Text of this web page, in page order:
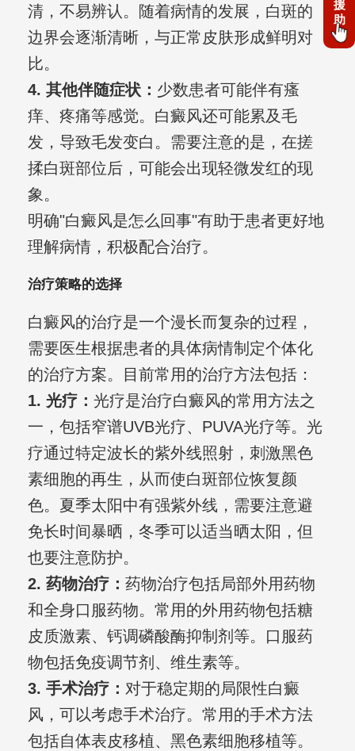
清，不易辨认。随着病情的发展，白斑的
边界会逐渐清晰，与正常皮肤形成鲜明对
比。
4. 其他伴随症状： 少数患者可能伴有瘙
痒、疼痛等感觉。白癜风还可能累及毛
发，导致毛发变白。需要注意的是，在搓
揉白斑部位后，可能会出现轻微发红的现
象。
明确"白癜风是怎么回事"有助于患者更好地
理解病情，积极配合治疗。
治疗策略的选择
白癜风的治疗是一个漫长而复杂的过程，
需要医生根据患者的具体病情制定个体化
的治疗方案。目前常用的治疗方法包括：
1. 光疗： 光疗是治疗白癜风的常用方法之
一，包括窄谱UVB光疗、PUVA光疗等。光
疗通过特定波长的紫外线照射，刺激黑色
素细胞的再生，从而使白斑部位恢复颜
色。夏季太阳中有强紫外线，需要注意避
免长时间暴晒，冬季可以适当晒太阳，但
也要注意防护。
2. 药物治疗： 药物治疗包括局部外用药物
和全身口服药物。常用的外用药物包括糖
皮质激素、钙调磷酸酶抑制剂等。口服药
物包括免疫调节剂、维生素等。
3. 手术治疗： 对于稳定期的局限性白癜
风，可以考虑手术治疗。常用的手术方法
包括自体表皮移植、黑色素细胞移植等。
援
助